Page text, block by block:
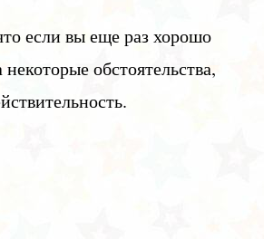
если вы еще раз хорошо
обстоятельства,